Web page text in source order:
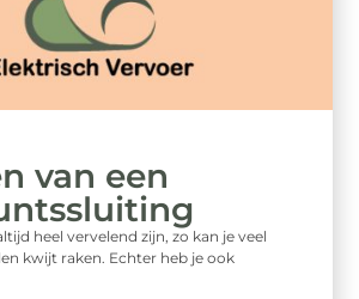
van een
heel vervelend zijn, zo kan je veel
kwijt raken. Echter heb je ook